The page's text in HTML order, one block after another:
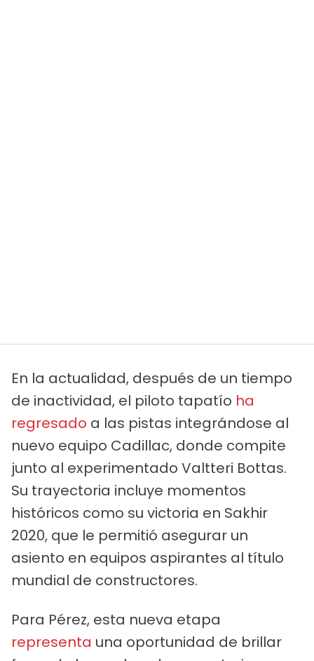
En la actualidad, después de un tiempo
de inactividad, el piloto tapatío ha
regresado a las pistas integrándose al
nuevo equipo Cadillac, donde compite
junto al experimentado Valtteri Bottas.
Su trayectoria incluye momentos
históricos como su victoria en Sakhir
2020, que le permitió asegurar un
asiento en equipos aspirantes al título
mundial de constructores.
Para Pérez, esta nueva etapa
representa una oportunidad de brillar